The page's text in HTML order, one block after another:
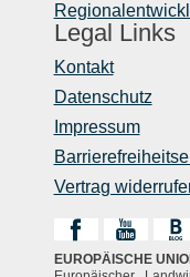
Legal Links
Kontakt
Datenschutz
Impressum
Vertrag
EUROPÄISCHE